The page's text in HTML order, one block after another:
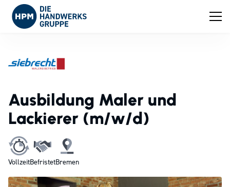
Ausbildung Maler und
Lackierer (m/w/d)
VollzeitBefristetBremen